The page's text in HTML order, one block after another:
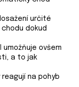
určité
dokud
ovšem
a to jak
na pohyb